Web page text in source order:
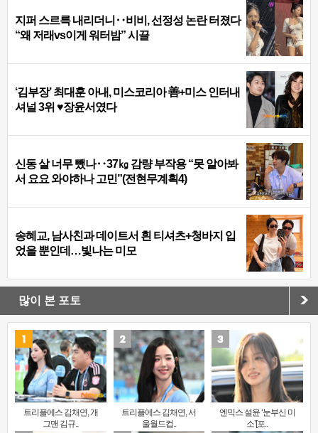
지퍼 스르륵 내리더니‥비비, 선정성 논란 터졌다
“왜 저래vs이게 워터밤” 시끌
‘김부장’ 최대훈 아내, 미스코리아 善+미스 인터내
셔널 3위 ♥장윤서였다
신동 살 너무 뺐나‥37㎏ 감량 부작용 “못 알아봐
서 요요 와야하나 고민”(전현무계획4)
송혜교, 남사친과 데이트서 흰 티셔츠+청바지 입
었을 뿐인데…빛나는 미모
많이 본 포토
트리플에스 김채연, 개
그맨 김규..
트리플에스 김채연, 서
울월드컵..
엔믹스 설윤 ‘눈부신 미
소’[포..